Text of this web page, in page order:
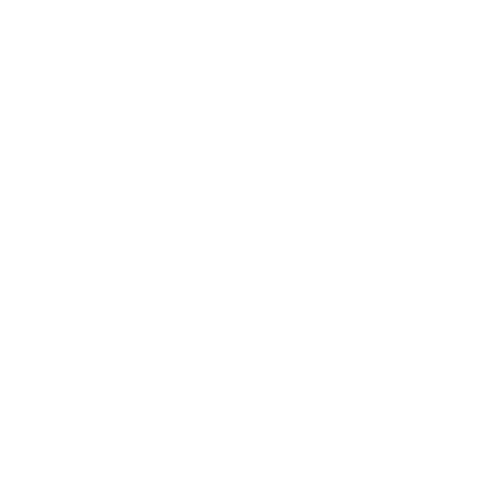
2025
2025
2024
2024
2024
2024
2024